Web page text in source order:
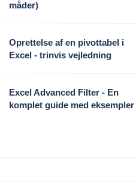
måder)
Oprettelse af en pivottabel i
Excel - trinvis vejledning
Excel Advanced Filter - En
komplet guide med eksempler